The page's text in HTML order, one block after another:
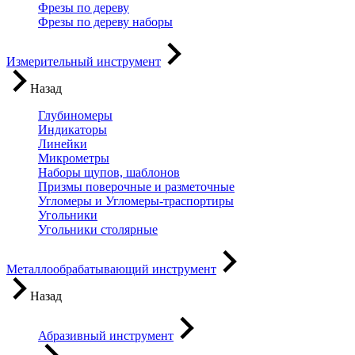
Фрезы по дереву
Фрезы по дереву наборы
Измерительный инструмент
Назад
Глубиномеры
Индикаторы
Линейки
Микрометры
Наборы щупов, шаблонов
Призмы поверочные и разметочные
Угломеры и Угломеры-траспортиры
Угольники
Угольники столярные
Металлообрабатывающий инструмент
Назад
Абразивный инструмент